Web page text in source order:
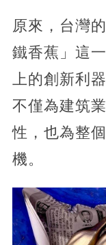
原來，台灣
鐵香蕉」這
上的創新利
不僅為建筑
性，也為整
機。